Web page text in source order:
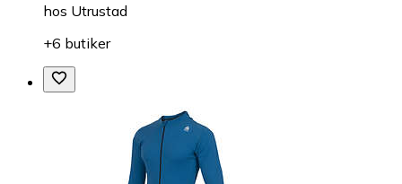
hos Utrustad
+6 butiker